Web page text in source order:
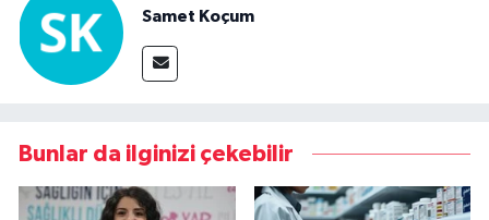
Samet Koçum
Bunlar da ilginizi çekebilir